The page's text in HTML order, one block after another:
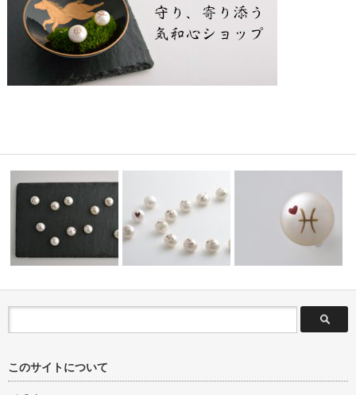
このサイトについて